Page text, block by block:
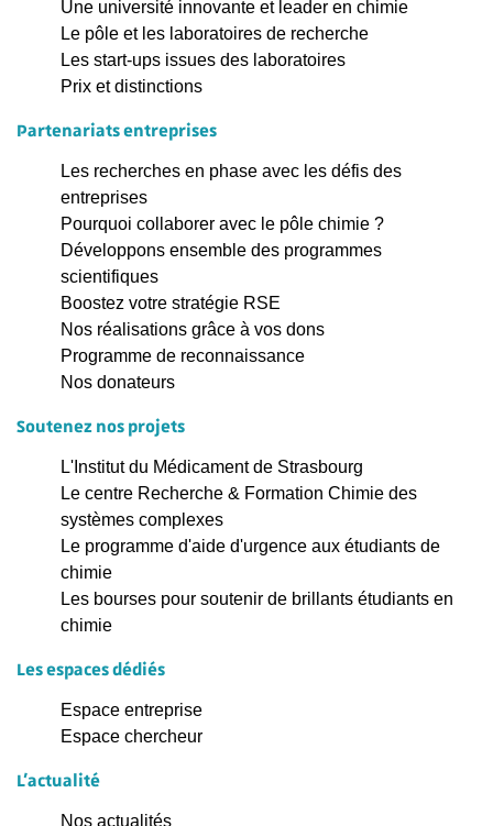
Une université innovante et leader en chimie
Le pôle et les laboratoires de recherche
Les start-ups issues des laboratoires
Prix et distinctions
Partenariats entreprises
Les recherches en phase avec les défis des
entreprises
Pourquoi collaborer avec le pôle chimie ?
Développons ensemble des programmes
scientifiques
Boostez votre stratégie RSE
Nos réalisations grâce à vos dons
Programme de reconnaissance
Nos donateurs
Soutenez nos projets
L'Institut du Médicament de Strasbourg
Le centre Recherche & Formation Chimie des
systèmes complexes
Le programme d'aide d'urgence aux étudiants de
chimie
Les bourses pour soutenir de brillants étudiants en
chimie
Les espaces dédiés
Espace entreprise
Espace chercheur
L'actualité
Nos actualités